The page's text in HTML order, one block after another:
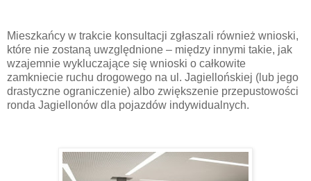
Mieszkańcy w trakcie konsultacji zgłaszali również wnioski,
które nie zostaną uwzględnione – między innymi takie, jak
wzajemnie wykluczające się wnioski o całkowite
zamkniecie ruchu drogowego na ul. Jagiellońskiej (lub jego
drastyczne ograniczenie) albo zwiększenie przepustowości
ronda Jagiellonów dla pojazdów indywidualnych.